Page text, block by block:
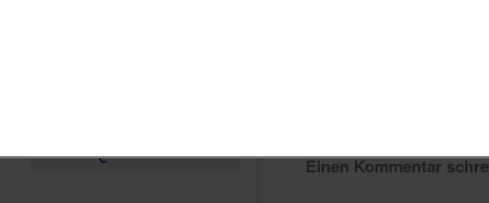
e Einen Kommentar